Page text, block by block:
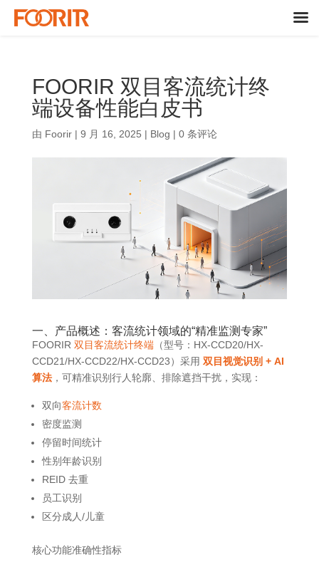
FOORIR 双目客流统计终
端设备性能白皮书
由 Foorir| 9 月 16, 2025 | Blog | 0 条评论
一、产品概述：客流统计领域的“精准监测专家”
FOORIR 双目客流统计终端（型号：HX-CCD20/HX-
CCD21/HX-CCD22/HX-CCD23）采用 双目视觉识别 + AI
算法，可精准识别行人轮廓、排除遮挡干扰，实现：
双向客流计数
密度监测
停留时间统计
性别年龄识别
REID 去重
员工识别
区分成人/儿童
核心功能准确性指标